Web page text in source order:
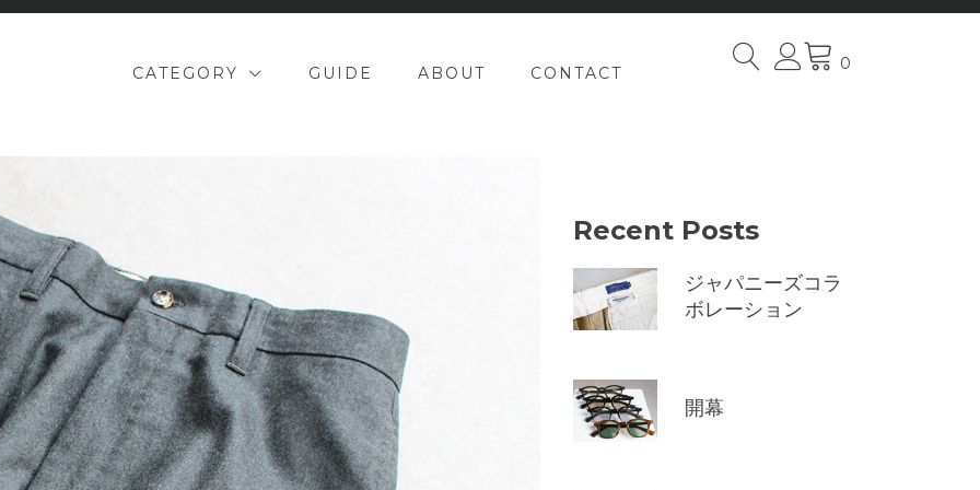
CATEGORY GUIDE ABOUT CONTACT 0
Recent Posts
ジャパニーズコラ
ボレーション
開幕